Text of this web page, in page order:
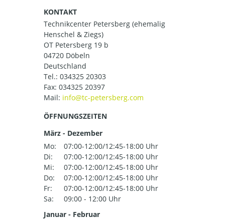
KONTAKT
Technikcenter Petersberg (ehemalig
Henschel & Ziegs)
OT Petersberg 19 b
04720 Döbeln
Deutschland
Tel.: 034325 20303
Fax: 034325 20397
Mail:
ÖFFNUNGSZEITEN
März - Dezember
Mo:
07:00-12:00/12:45-18:00 Uhr
Di:
07:00-12:00/12:45-18:00 Uhr
Mi:
07:00-12:00/12:45-18:00 Uhr
Do:
07:00-12:00/12:45-18:00 Uhr
Fr:
07:00-12:00/12:45-18:00 Uhr
Sa:
09:00 - 12:00 Uhr
Januar - Februar